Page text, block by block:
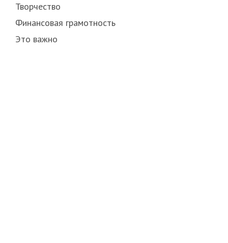
Творчество
Финансовая грамотность
Это важно